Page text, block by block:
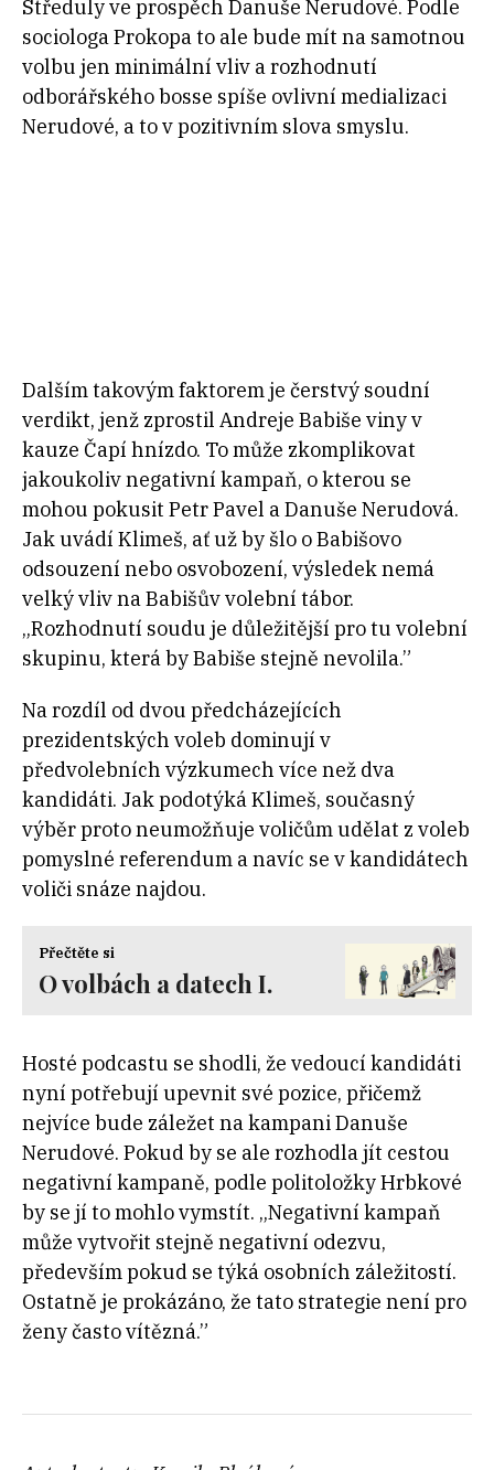
Středuly ve prospěch Danuše Nerudové. Podle
sociologa Prokopa to ale bude mít na samotnou
volbu jen minimální vliv a rozhodnutí
odborářského bosse spíše ovlivní medializaci
Nerudové, a to v pozitivním slova smyslu.
Dalším takovým faktorem je čerstvý soudní
verdikt, jenž zprostil Andreje Babiše viny v
kauze Čapí hnízdo. To může zkomplikovat
jakoukoliv negativní kampaň, o kterou se
mohou pokusit Petr Pavel a Danuše Nerudová.
Jak uvádí Klimeš, ať už by šlo o Babišovo
odsouzení nebo osvobození, výsledek nemá
velký vliv na Babišův volební tábor.
„Rozhodnutí soudu je důležitější pro tu volební
skupinu, která by Babiše stejně nevolila.”
Na rozdíl od dvou předcházejících
prezidentských voleb dominují v
předvolebních výzkumech více než dva
kandidáti. Jak podotýká Klimeš, současný
výběr proto neumožňuje voličům udělat z voleb
pomyslné referendum a navíc se v kandidátech
voliči snáze najdou.
Přečtěte si
O volbách a datech I.
Hosté podcastu se shodli, že vedoucí kandidáti
nyní potřebují upevnit své pozice, přičemž
nejvíce bude záležet na kampani Danuše
Nerudové. Pokud by se ale rozhodla jít cestou
negativní kampaně, podle politoložky Hrbkové
by se jí to mohlo vymstít. „Negativní kampaň
může vytvořit stejně negativní odezvu,
především pokud se týká osobních záležitostí.
Ostatně je prokázáno, že tato strategie není pro
ženy často vítězná.”